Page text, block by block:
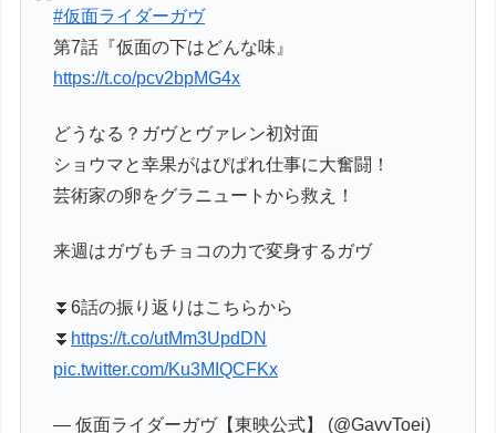
#仮面ライダーガヴ
第7話『仮面の下はどんな味』
https://t.co/pcv2bpMG4x
どうなる？ガヴとヴァレン初対面
ショウマと幸果がはぴぱれ仕事に大奮闘！
芸術家の卵をグラニュートから救え！
来週はガヴもチョコの力で変身するガヴ
⏬6話の振り返りはこちらから
⏬ https://t.co/utMm3UpdDN
pic.twitter.com/Ku3MIQCFKx
— 仮面ライダーガヴ【東映公式】 (@GavvToei)